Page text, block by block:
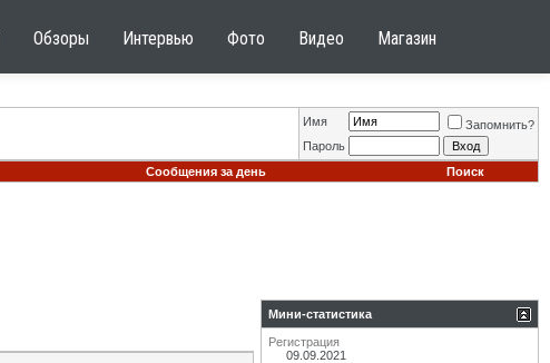
Обзоры Интервью Фото Видео Магазин
Имя
Запомнить?
Пароль
Сообщения за день Поиск
Мини-статистика
Регистрация
09.09.2021